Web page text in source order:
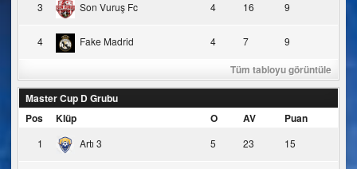
3 Son Vuruş Fc 4 16 9
4 Fake Madrid 4 7 9
Tüm tabloyu görüntüle
Master Cup D Grubu
Pos
Klüp O AV Puan
1 Artı 3 5 23 15